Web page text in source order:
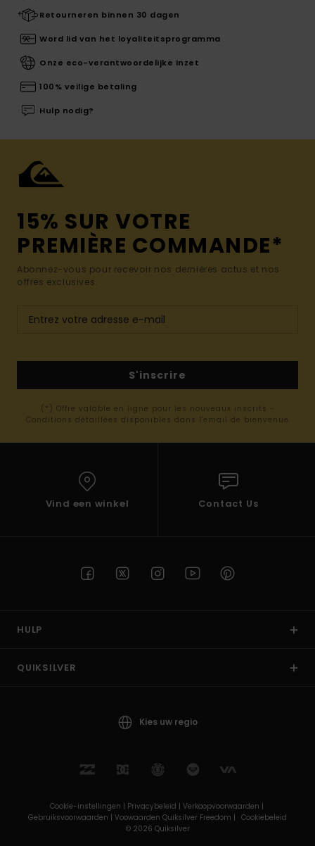
Retourneren binnen 30 dagen
Word lid van het loyaliteitsprogramma
Onze eco-verantwoordelijke inzet
100% veilige betaling
Hulp nodig?
15% SUR VOTRE
PREMIÈRE COMMANDE*
Abonnez-vous pour recevoir nos dernières actus et nos
offres exclusives.
S'inscrire
(*) Offre valable en ligne pour les nouveaux inscrits -
Conditions détaillées disponibles dans l'email de bienvenue
Vind een winkel Contact Us
HULP
QUIKSILVER
Kies uw regio
Cookie-instellingen | Privacybeleid | Verkoopvoorwaarden |
Gebruiksvoorwaarden | Voowaarden Quiksilver Freedom | Cookiebeleid
© 2026 Quiksilver